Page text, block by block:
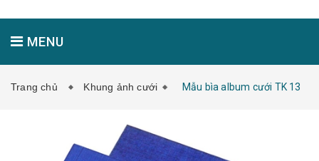
MENU
Trang chủ Khung ảnh cưới Mẫu bìa album cưới TK 13